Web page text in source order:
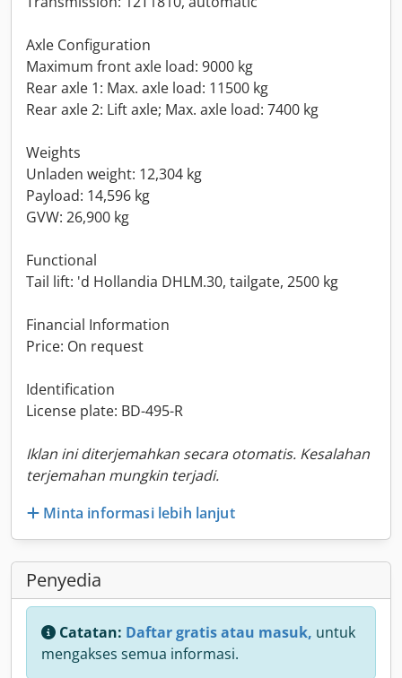
Axle Configuration
Maximum front axle load: 9000 kg
Rear axle 1: Max. axle load: 11500 kg
Rear axle 2: Lift axle; Max. axle load: 7400 kg
Weights
Unladen weight: 12,304 kg
Payload: 14,596 kg
GVW: 26,900 kg
Functional
Tail lift: 'd Hollandia DHLM.30, tailgate, 2500 kg
Financial Information
Price: On request
Identification
License plate: BD-495-R
Iklan ini diterjemahkan secara otomatis. Kesalahan
terjemahan mungkin terjadi.
Minta informasi lebih lanjut
Penyedia
Catatan: Daftar gratis atau masuk, untuk
mengakses semua informasi.